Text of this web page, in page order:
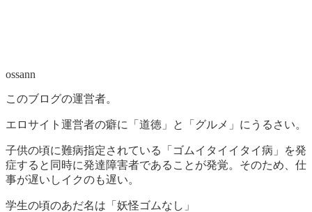
ossann
このブログの運営者。
エロサイト運営者の癖に「道徳」と「グルメ」にうるさい。
子供の頃に難病指定されている「ゴムイタイイタイ病」を発
症すると同時に発達障害者であることが発覚。そのため、仕
事が遅いしイクのも遅い。
学生の頃のあだ名は「妖怪ゴムなし」